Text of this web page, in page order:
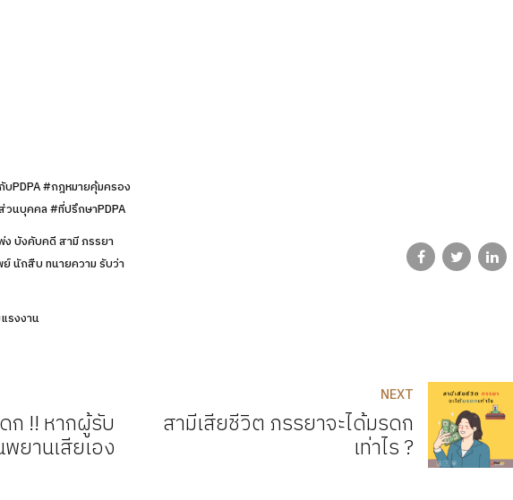
บPDPA #กฎหมายคุ้มครอง
นบุคคล #ที่ปรึกษาPDPA
บังคับคดี สามี ภรรยา
นักสืบ ทนายความ รับว่า
รงงาน
ก !! หากผู้รับ
ยานเสียเอง
NEXT
สามีเสียชีวิต ภรรยาจะได้มรดก
เท่าไร ?